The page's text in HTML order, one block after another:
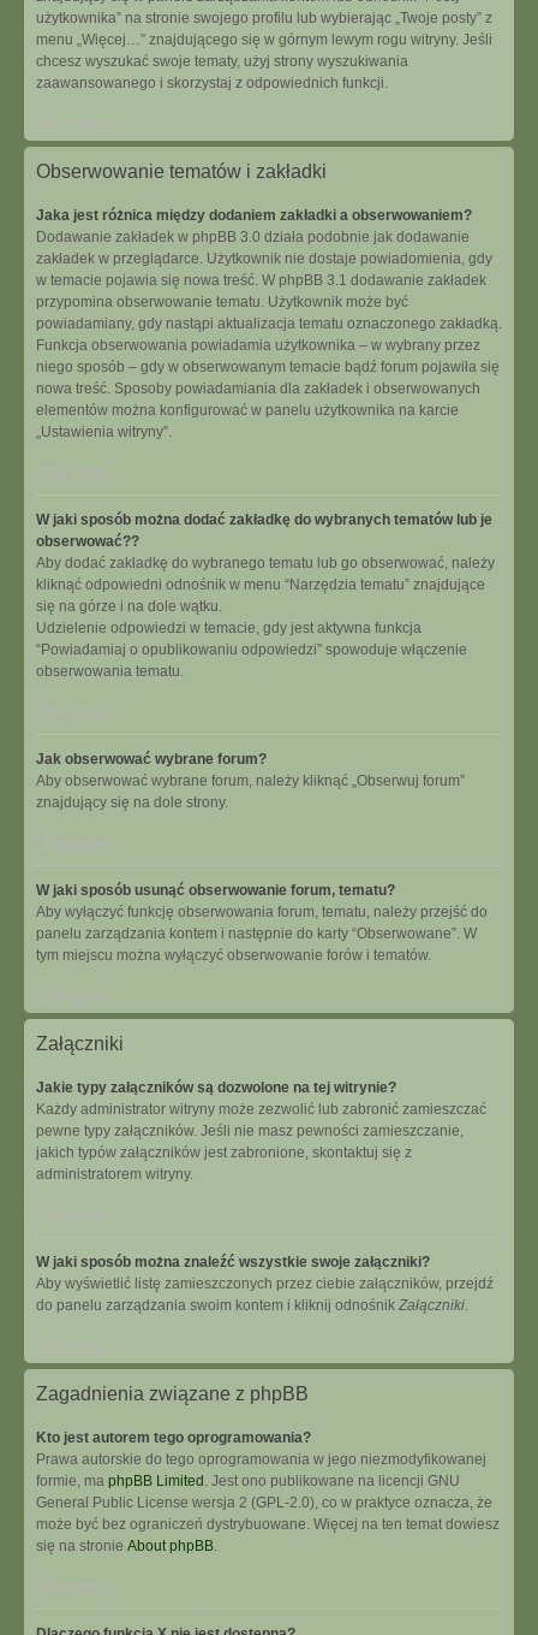
użytkownika” na stronie swojego profilu lub wybierając „Twoje posty” z
menu „Więcej…” znajdującego się w górnym lewym rogu witryny. Jeśli
chcesz wyszukać swoje tematy, użyj strony wyszukiwania
zaawansowanego i skorzystaj z odpowiednich funkcji.
Obserwowanie tematów i zakładki
Jaka jest różnica między dodaniem zakładki a obserwowaniem?
Dodawanie zakładek w phpBB 3.0 działa podobnie jak dodawanie
zakładek w przeglądarce. Użytkownik nie dostaje powiadomienia, gdy
w temacie pojawia się nowa treść. W phpBB 3.1 dodawanie zakładek
przypomina obserwowanie tematu. Użytkownik może być
powiadamiany, gdy nastąpi aktualizacja tematu oznaczonego zakładką.
Funkcja obserwowania powiadamia użytkownika – w wybrany przez
niego sposób – gdy w obserwowanym temacie bądź forum pojawiła się
nowa treść. Sposoby powiadamiania dla zakładek i obserwowanych
elementów można konfigurować w panelu użytkownika na karcie
„Ustawienia witryny”.
Na górę
W jaki sposób można dodać zakładkę do wybranych tematów lub je
obserwować??
Aby dodać zakładkę do wybranego tematu lub go obserwować, należy
kliknąć odpowiedni odnośnik w menu “Narzędzia tematu” znajdujące
się na górze i na dole wątku.
Udzielenie odpowiedzi w temacie, gdy jest aktywna funkcja
“Powiadamiaj o opublikowaniu odpowiedzi” spowoduje włączenie
obserwowania tematu.
Na górę
Jak obserwować wybrane forum?
Aby obserwować wybrane forum, należy kliknąć „Obserwuj forum”
znajdujący się na dole strony.
Na górę
W jaki sposób usunąć obserwowanie forum, tematu?
Aby wyłączyć funkcję obserwowania forum, tematu, należy przejść do
panelu zarządzania kontem i następnie do karty “Obserwowane”. W
tym miejscu można wyłączyć obserwowanie forów i tematów.
Na górę
Załączniki
Jakie typy załączników są dozwolone na tej witrynie?
Każdy administrator witryny może zezwolić lub zabronić zamieszczać
pewne typy załączników. Jeśli nie masz pewności zamieszczanie,
jakich typów załączników jest zabronione, skontaktuj się z
administratorem witryny.
W jaki sposób można znaleźć wszystkie swoje załączniki?
Aby wyświetlić listę zamieszczonych przez ciebie załączników, przejdź
do panelu zarządzania swoim kontem i kliknij odnośnik Załączniki.
Zagadnienia związane z phpBB
Kto jest autorem tego oprogramowania?
Prawa autorskie do tego oprogramowania w jego niezmodyfikowanej
formie, ma phpBB Limited . Jest ono publikowane na licencji GNU
General Public License wersja 2 (GPL-2.0), co w praktyce oznacza, że
może być bez ograniczeń dystrybuowane. Więcej na ten temat dowiesz
się na stronie About phpBB.
Na górę